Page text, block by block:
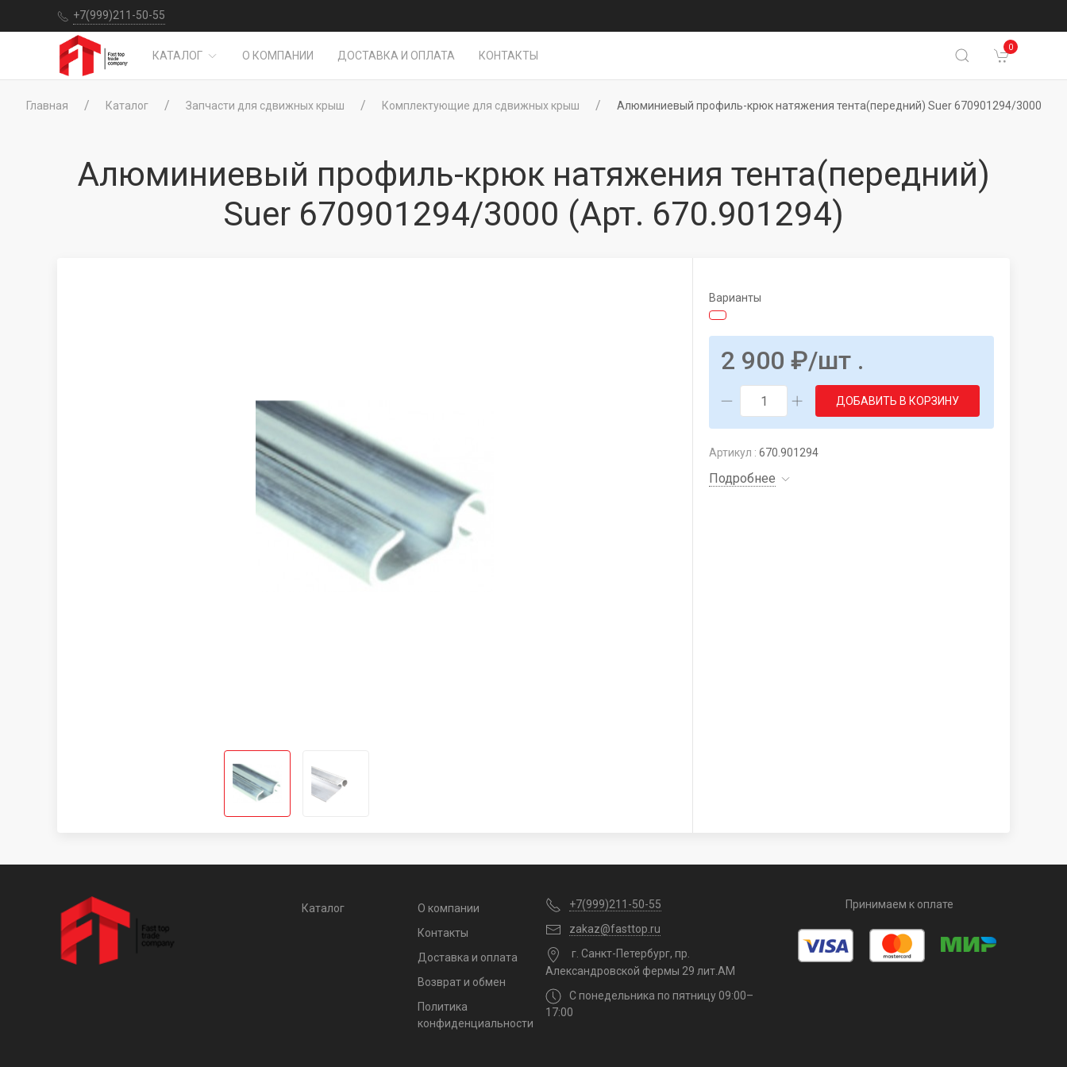
+7(999)211-50-55
КАТАЛОГ О КОМПАНИИ ДОСТАВКА И ОПЛАТА КОНТАКТЫ
0
Главная Каталог Запчасти для сдвижных крыш Комплектующие для сдвижных крыш Алюминиевый профиль-крюк натяжения тента(передний) Suer 670901294/3000
Алюминиевый профиль-крюк натяжения тента(передний)
Suer 670901294/3000 (Арт. 670.901294)
Варианты
2 900 ₽/шт .
ДОБАВИТЬ В КОРЗИНУ
Артикул :670.901294
Подробнее
Каталог
О компании
Контакты
Доставка и оплата
Возврат и обмен
Политика
конфиденциальности
+7(999)211-50-55
zakaz@fasttop.ru
г. Санкт-Петербург, пр.
Александровской фермы 29 лит.АМ
С понедельника по пятницу 09:00–
17:00
Принимаем к оплате